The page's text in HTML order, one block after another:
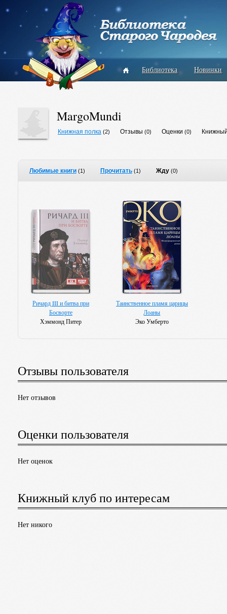
Библиотека Новинки
MargoMundi
Книжная полка (2) Отзывы (0) Оценки (0)
Любимые книги (1) Прочитать (1) Жду (0)
Ричард III и битва при
Босворте
Хэммонд Питер
Таинственное пламя царицы
Лоаны
Эко Умберто
Отзывы пользователя
Нет отзывов
Оценки пользователя
Нет оценок
Книжный клуб по интересам
Нет никого